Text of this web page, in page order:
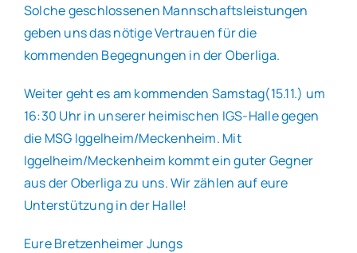
Solche geschlossenen Mannschaftsleistungen
geben uns das nötige Vertrauen für die
kommenden Begegnungen in der Oberliga.
Weiter geht es am kommenden Samstag(15.11.) um
16:30 Uhr in unserer heimischen IGS-Halle gegen
die MSG Iggelheim/Meckenheim. Mit
Iggelheim/Meckenheim kommt ein guter Gegner
aus der Oberliga zu uns. Wir zählen auf eure
Unterstützung in der Halle!
Eure Bretzenheimer Jungs